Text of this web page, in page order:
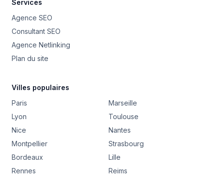
Services
Agence SEO
Consultant SEO
Agence Netlinking
Plan du site
Villes populaires
Paris
Marseille
Lyon
Toulouse
Nice
Nantes
Montpellier
Strasbourg
Bordeaux
Lille
Rennes
Reims